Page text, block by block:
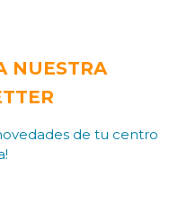
NUESTRA
de tu centro